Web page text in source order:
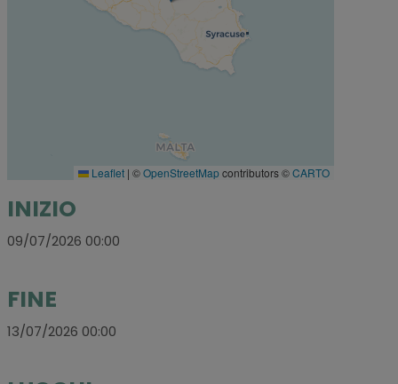
Leaflet | ©OpenStreetMapcontributors ©CARTO
INIZIO
09/07/2026 00:00
FINE
13/07/2026 00:00